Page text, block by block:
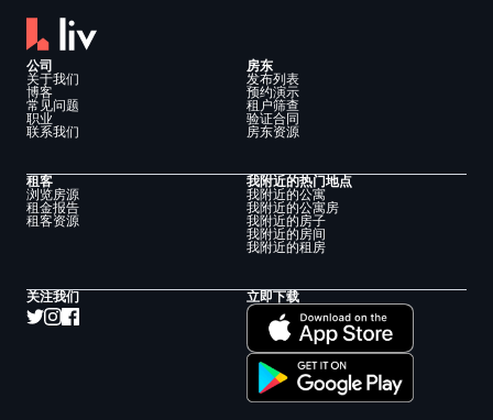
公司
关于我们
博客
常见问题
职业
联系我们
房东
发布列表
预约演示
租户筛查
验证合同
房东资源
租客
浏览房源
租金报告
租客资源
我附近的热门地点
我附近的公寓
我附近的公寓房
我附近的房子
我附近的房间
我附近的租房
关注我们 立即下载